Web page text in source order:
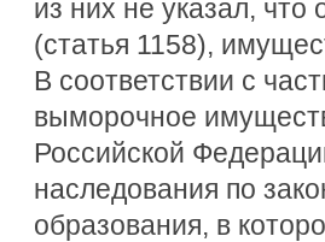
из них не указал, что
(статья 1158),
В соответствии с
выморочное
Российской
наследования по
образования, в